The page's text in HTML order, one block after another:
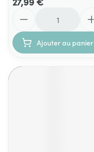
Ajouter au panier